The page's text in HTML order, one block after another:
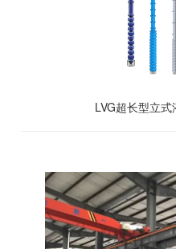
LVG超长型立